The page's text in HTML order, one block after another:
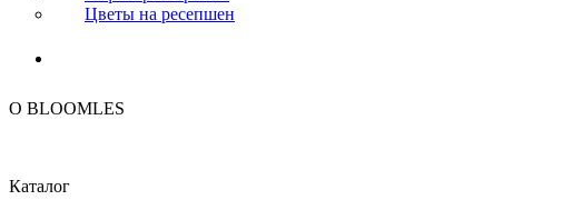
Цветы на ресепшен
O BLOOMLES
Каталог